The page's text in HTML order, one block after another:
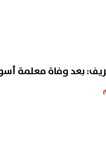
بعد وفاة معلمة